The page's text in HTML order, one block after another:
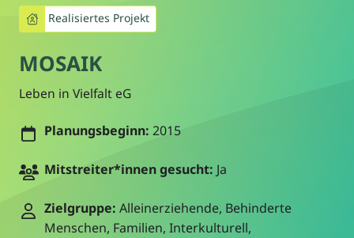
Realisiertes Projekt
MOSAIK
Leben in Vielfalt eG
Planungsbeginn: 2015
Mitstreiter*innen gesucht: Ja
Zielgruppe: Alleinerziehende, Behinderte
Menschen, Familien, Interkulturell,